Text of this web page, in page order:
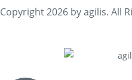
Copyright 2026 by agilis. All